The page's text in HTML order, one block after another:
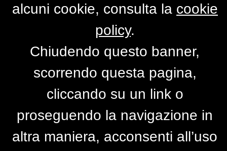
Per accedere alla versione completa del
clicca qui
PRIMO PIANO
alcuni cookie, consulta la cookie
policy.
Chiudendo questo banner,
scorrendo questa pagina,
cliccando su un link o
proseguendo la navigazione in
altra maniera, acconsenti all’uso